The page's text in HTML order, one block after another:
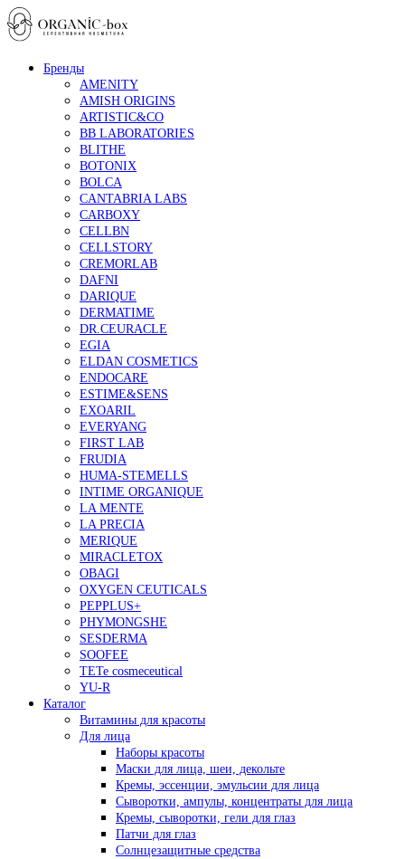
Бренды
AMENITY
AMISH ORIGINS
ARTISTIC&CO
BB LABORATORIES
BLITHE
BOTONIX
BOLCA
CANTABRIA LABS
CARBOXY
CELLBN
CELLSTORY
CREMORLAB
DAFNI
DARIQUE
DERMATIME
DR.CEURACLE
EGIA
ELDAN COSMETICS
ENDOCARE
ESTIME&SENS
EXOARIL
EVERYANG
FIRST LAB
FRUDIA
HUMA-STEMELLS
INTIME ORGANIQUE
LA MENTE
LA PRECIA
MERIQUE
MIRACLETOX
OBAGI
OXYGEN CEUTICALS
PEPPLUS+
PHYMONGSHE
SESDERMA
SOOFEE
TETe cosmeceutical
YU-R
Каталог
Витамины для красоты
Для лица
Наборы красоты
Маски для лица, шеи, декольте
Кремы, эссенции, эмульсии для лица
Сыворотки, ампулы, концентраты для лица
Кремы, сыворотки, гели для глаз
Патчи для глаз
Солнцезащитные средства